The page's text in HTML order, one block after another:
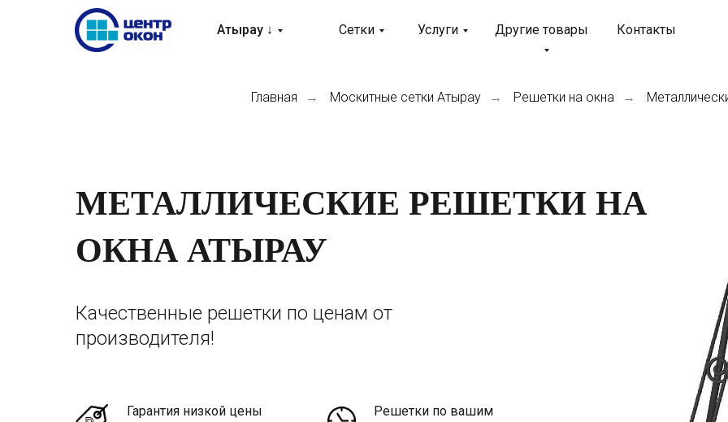
Услуги
Атырау ↓ Другие товары Контакты
Сетки
Главная → Москитные сетки Атырау → Решетки на окна →
МЕТАЛЛИЧЕСКИЕ РЕШЕТКИ НА
ОКНА АТЫРАУ
Гарантия низкой цены
Решетки по вашим
Качественные решетки по ценам от
производителя!